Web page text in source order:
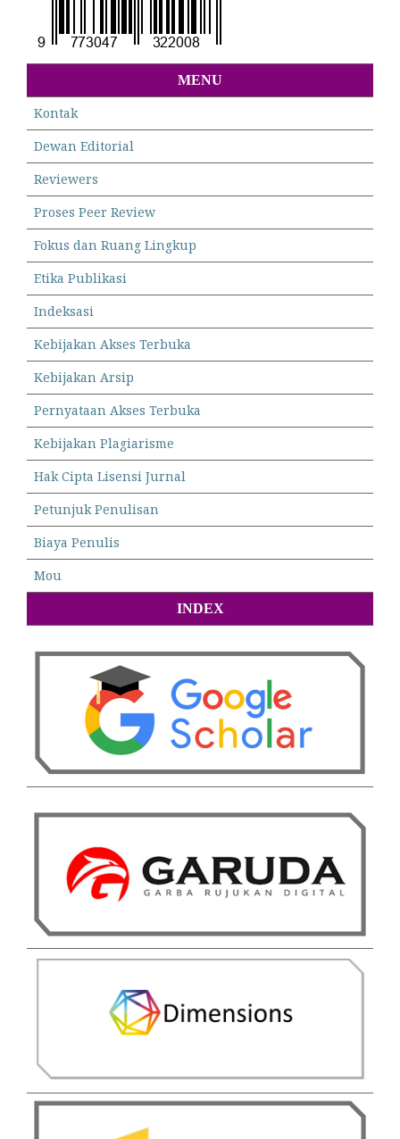
MENU
Kontak
Dewan Editorial
Reviewers
Proses Peer Review
Fokus dan Ruang Lingkup
Etika Publikasi
Indeksasi
Kebijakan Akses Terbuka
Kebijakan Arsip
Pernyataan Akses Terbuka
Kebijakan Plagiarisme
Hak Cipta Lisensi Jurnal
Petunjuk Penulisan
Biaya Penulis
Mou
INDEX